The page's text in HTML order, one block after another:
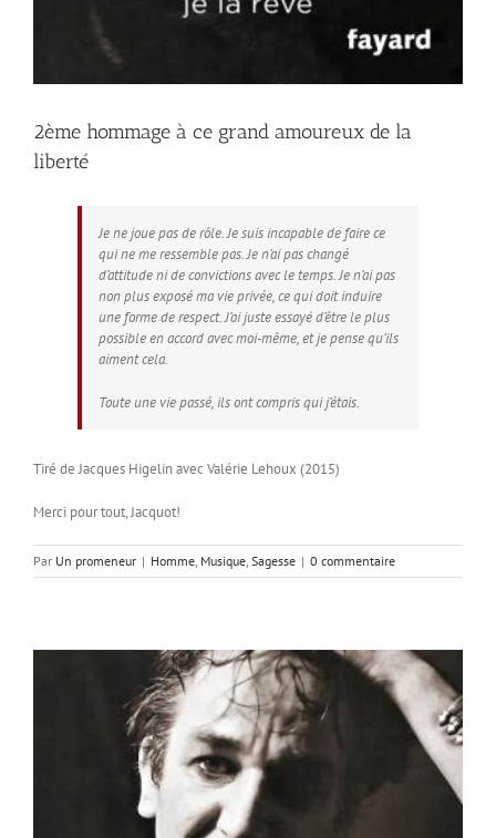
2ème hommage à ce grand amoureux de la
liberté
Je ne joue pas de rôle. Je suis incapable de faire ce
qui ne me ressemble pas. Je n’ai pas changé
d’attitude ni de convictions avec le temps. Je n’ai pas
non plus exposé ma vie privée, ce qui doit induire
une forme de respect. J’ai juste essayé d’être le plus
possible en accord avec moi-même, et je pense qu’ils
aiment cela.
Toute une vie passé, ils ont compris qui j’étais.
Tiré de Jacques Higelin avec Valérie Lehoux (2015)
Merci pour tout, Jacquot!
Par Un promeneur | Homme Musique Sagesse | 0 commentaire